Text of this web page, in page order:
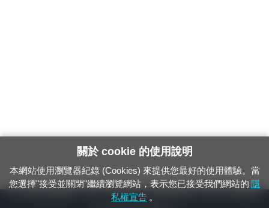
24小時緊急通報電話：1933（市話、手機，僅限發現軌道、平交道、橋樑及隧
關於 cookie 的使用說明
本網站使用瀏覽器紀錄 (Cookies) 來提供您最好的使用體驗。當
您選擇"接受並關閉"繼續瀏覽網站，表示您已接受我們網站的 隱
私權宣告 。